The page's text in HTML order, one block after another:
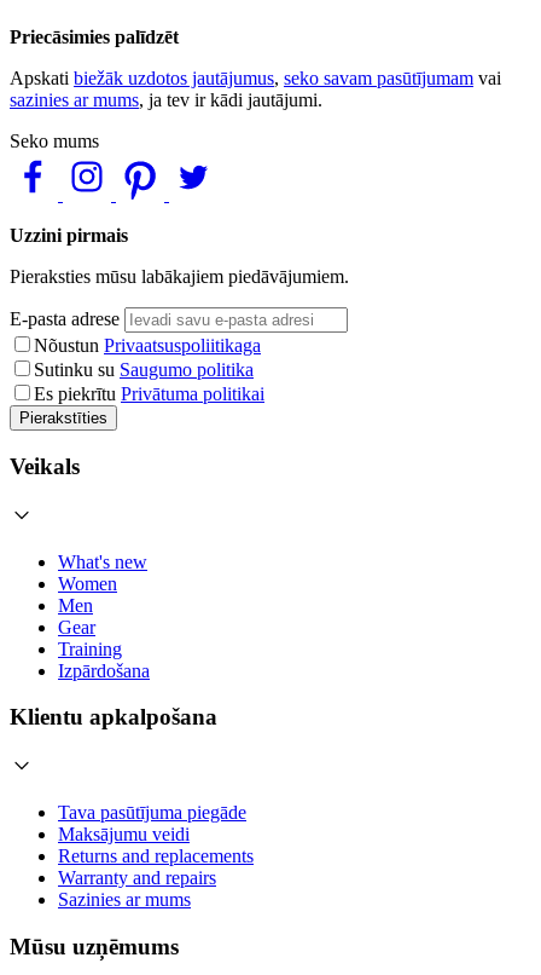
Priecāsimies palīdzēt
Apskati biežāk uzdotos jautājumus, seko savam pasūtījumam vai
sazinies ar mums, ja tev ir kādi jautājumi.
Seko mums
Uzzini pirmais
Pieraksties mūsu labākajiem piedāvājumiem.
E-pasta adrese
Nõustun Privaatsuspoliitikaga
Sutinku su Saugumo politika
Es piekrītu Privātuma politikai
Pierakstīties
Veikals
What's new
Women
Men
Gear
Training
Izpārdošana
Klientu apkalpošana
Tava pasūtījuma piegāde
Maksājumu veidi
Returns and replacements
Warranty and repairs
Sazinies ar mums
Mūsu uzņēmums